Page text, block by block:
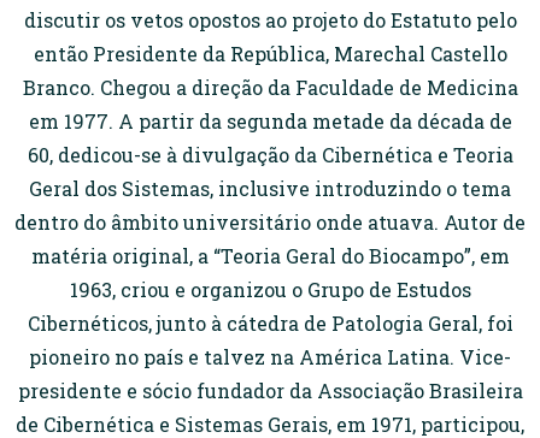
discutir os vetos opostos ao projeto do Estatuto pelo
então Presidente da República, Marechal Castello
Branco. Chegou a direção da Faculdade de Medicina
em 1977. A partir da segunda metade da década de
60, dedicou-se à divulgação da Cibernética e Teoria
Geral dos Sistemas, inclusive introduzindo o tema
dentro do âmbito universitário onde atuava. Autor de
matéria original, a “Teoria Geral do Biocampo”, em
1963, criou e organizou o Grupo de Estudos
Cibernéticos, junto à cátedra de Patologia Geral, foi
pioneiro no país e talvez na América Latina. Vice-
presidente e sócio fundador da Associação Brasileira
de Cibernética e Sistemas Gerais, em 1971, participou,